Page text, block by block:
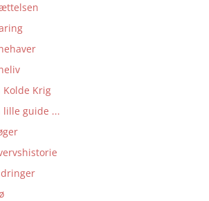
Kolde Krig
lille guide ...